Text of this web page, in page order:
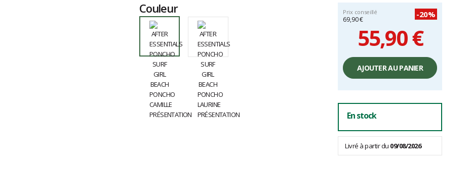
Couleur Prix conseillé
69,90 €
-20%
55,90 €
Prix
unitaire,
hors
frais
AJOUTER AU PANIER
En stock
Livré à partir du 09/08/2026